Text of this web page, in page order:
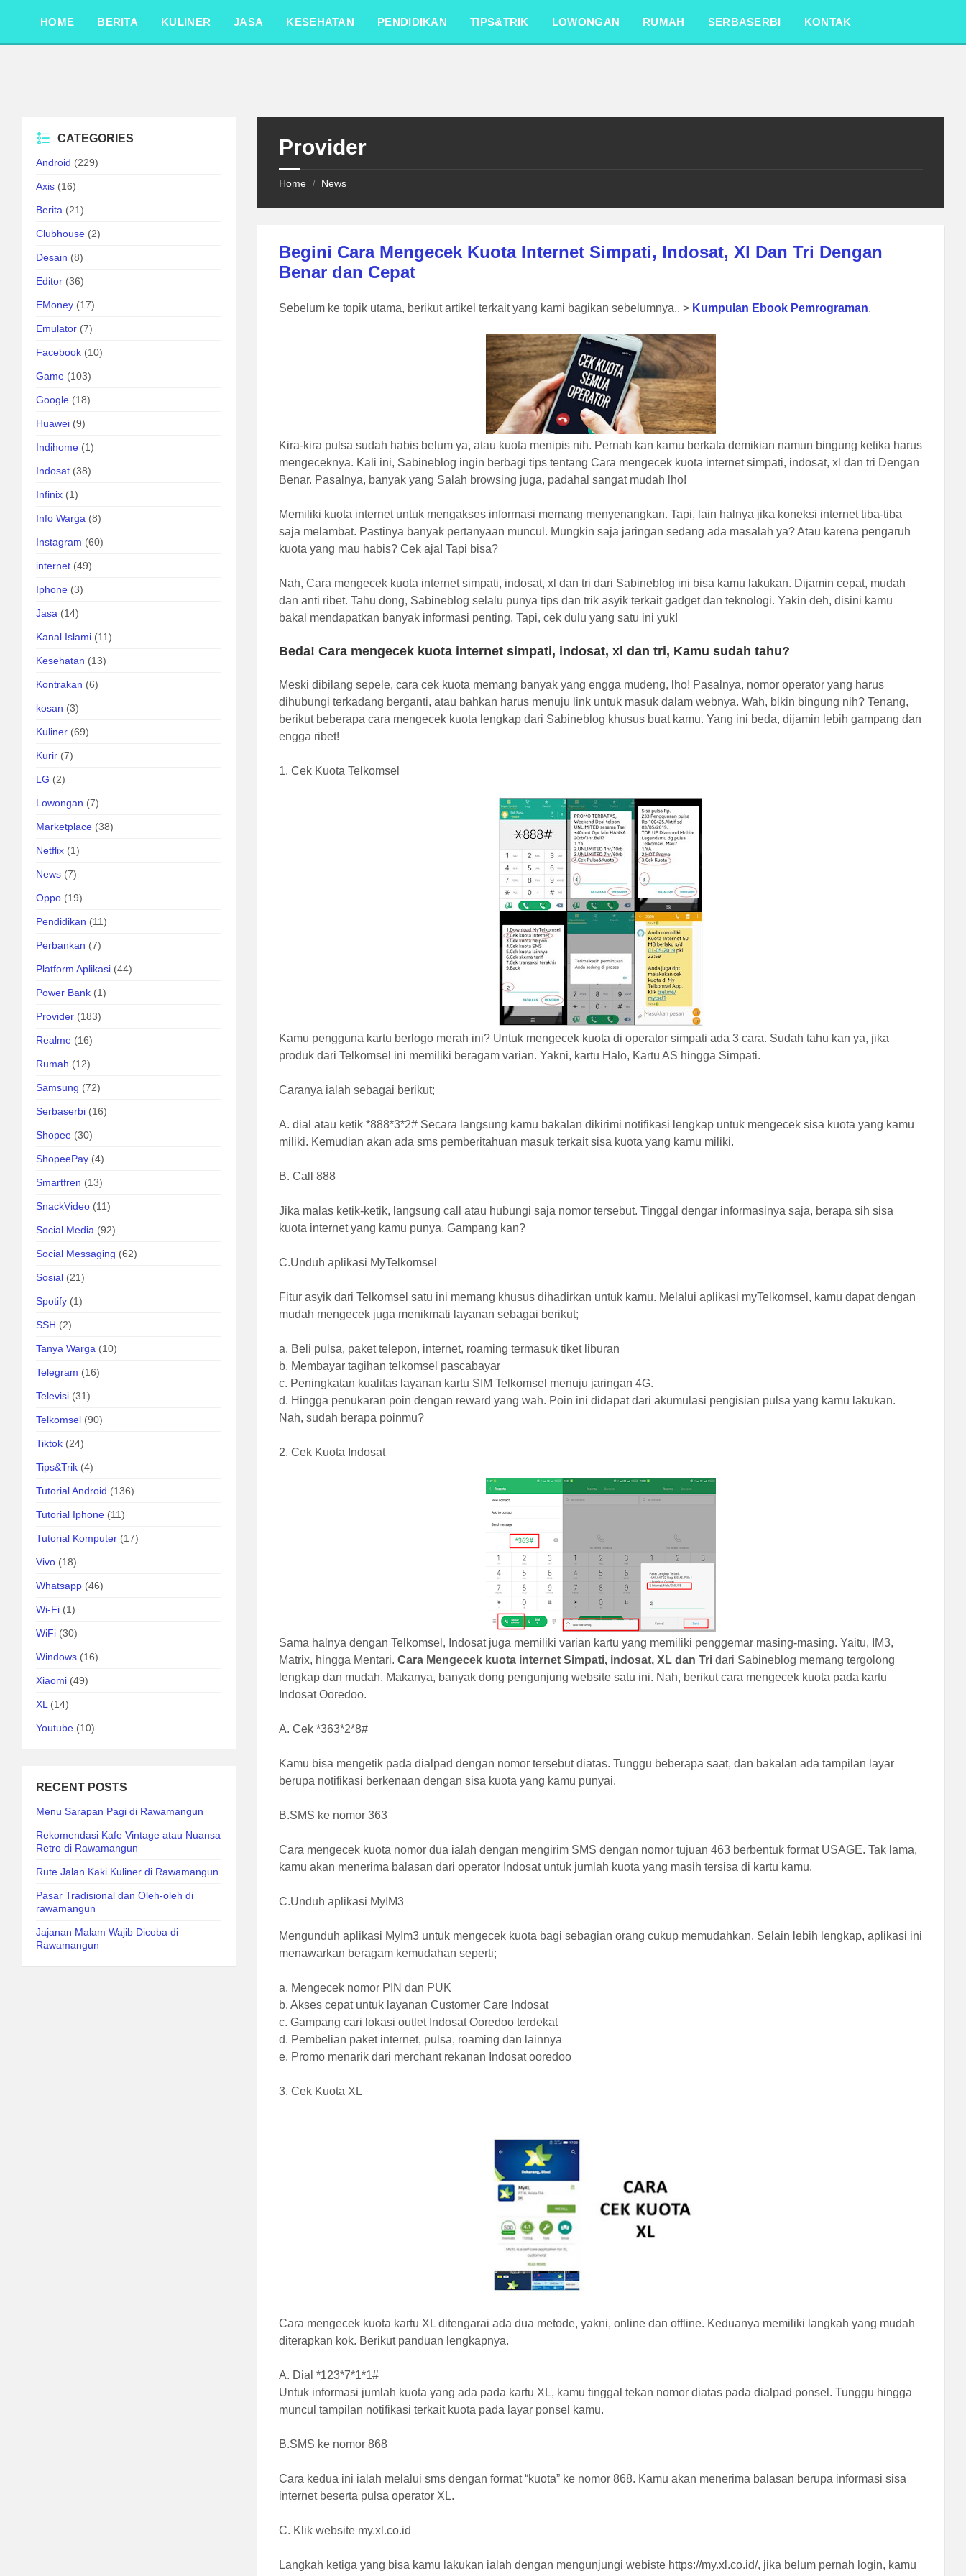
sidebar
HOME BERITA KULINER JASA KESEHATAN PENDIDIKAN TIPS&TRIK LOWONGAN RUMAH SERBASERBI KONTAK
Provider
Home / News
Begini Cara Mengecek Kuota Internet Simpati, Indosat, Xl Dan Tri Dengan
Benar dan Cepat
Sebelum ke topik utama, berikut artikel terkait yang kami bagikan sebelumnya.. > Kumpulan Ebook Pemrograman.
Kira-kira pulsa sudah habis belum ya, atau kuota menipis nih. Pernah kan kamu berkata demikian namun bingung ketika harus
mengeceknya. Kali ini, Sabineblog ingin berbagi tips tentang Cara mengecek kuota internet simpati, indosat, xl dan tri Dengan
Benar. Pasalnya, banyak yang Salah browsing juga, padahal sangat mudah lho!
Memiliki kuota internet untuk mengakses informasi memang menyenangkan. Tapi, lain halnya jika koneksi internet tiba-tiba
saja melambat. Pastinya banyak pertanyaan muncul. Mungkin saja jaringan sedang ada masalah ya? Atau karena pengaruh
kuota yang mau habis? Cek aja! Tapi bisa?
Nah, Cara mengecek kuota internet simpati, indosat, xl dan tri dari Sabineblog ini bisa kamu lakukan. Dijamin cepat, mudah
dan anti ribet. Tahu dong, Sabineblog selalu punya tips dan trik asyik terkait gadget dan teknologi. Yakin deh, disini kamu
bakal mendapatkan banyak informasi penting. Tapi, cek dulu yang satu ini yuk!
Beda! Cara mengecek kuota internet simpati, indosat, xl dan tri, Kamu sudah tahu?
Meski dibilang sepele, cara cek kuota memang banyak yang engga mudeng, lho! Pasalnya, nomor operator yang harus
dihubungi terkadang berganti, atau bahkan harus menuju link untuk masuk dalam webnya. Wah, bikin bingung nih? Tenang,
berikut beberapa cara mengecek kuota lengkap dari Sabineblog khusus buat kamu. Yang ini beda, dijamin lebih gampang dan
engga ribet!
1. Cek Kuota Telkomsel
Kamu pengguna kartu berlogo merah ini? Untuk mengecek kuota di operator simpati ada 3 cara. Sudah tahu kan ya, jika
produk dari Telkomsel ini memiliki beragam varian. Yakni, kartu Halo, Kartu AS hingga Simpati.
Caranya ialah sebagai berikut;
A. dial atau ketik *888*3*2# Secara langsung kamu bakalan dikirimi notifikasi lengkap untuk mengecek sisa kuota yang kamu
miliki. Kemudian akan ada sms pemberitahuan masuk terkait sisa kuota yang kamu miliki.
B. Call 888
Jika malas ketik-ketik, langsung call atau hubungi saja nomor tersebut. Tinggal dengar informasinya saja, berapa sih sisa
kuota internet yang kamu punya. Gampang kan?
C.Unduh aplikasi MyTelkomsel
Fitur asyik dari Telkomsel satu ini memang khusus dihadirkan untuk kamu. Melalui aplikasi myTelkomsel, kamu dapat dengan
mudah mengecek juga menikmati layanan sebagai berikut;
a. Beli pulsa, paket telepon, internet, roaming termasuk tiket liburan
b. Membayar tagihan telkomsel pascabayar
c. Peningkatan kualitas layanan kartu SIM Telkomsel menuju jaringan 4G.
d. Hingga penukaran poin dengan reward yang wah. Poin ini didapat dari akumulasi pengisian pulsa yang kamu lakukan.
Nah, sudah berapa poinmu?
2. Cek Kuota Indosat
Sama halnya dengan Telkomsel, Indosat juga memiliki varian kartu yang memiliki penggemar masing-masing. Yaitu, IM3,
Matrix, hingga Mentari.Cara Mengecek kuota internet Simpati, indosat, XL dan Tri dari Sabineblog memang tergolong
lengkap dan mudah. Makanya, banyak dong pengunjung website satu ini. Nah, berikut cara mengecek kuota pada kartu
Indosat Ooredoo.
A. Cek *363*2*8#
Kamu bisa mengetik pada dialpad dengan nomor tersebut diatas. Tunggu beberapa saat, dan bakalan ada tampilan layar
berupa notifikasi berkenaan dengan sisa kuota yang kamu punyai.
B.SMS ke nomor 363
Cara mengecek kuota nomor dua ialah dengan mengirim SMS dengan nomor tujuan 463 berbentuk format USAGE. Tak lama,
kamu akan menerima balasan dari operator Indosat untuk jumlah kuota yang masih tersisa di kartu kamu.
C.Unduh aplikasi MyIM3
Mengunduh aplikasi MyIm3 untuk mengecek kuota bagi sebagian orang cukup memudahkan. Selain lebih lengkap, aplikasi ini
menawarkan beragam kemudahan seperti;
a. Mengecek nomor PIN dan PUK
b. Akses cepat untuk layanan Customer Care Indosat
c. Gampang cari lokasi outlet Indosat Ooredoo terdekat
d. Pembelian paket internet, pulsa, roaming dan lainnya
e. Promo menarik dari merchant rekanan Indosat ooredoo
3. Cek Kuota XL
Cara mengecek kuota kartu XL ditengarai ada dua metode, yakni, online dan offline. Keduanya memiliki langkah yang mudah
diterapkan kok. Berikut panduan lengkapnya.
A. Dial *123*7*1*1#
Untuk informasi jumlah kuota yang ada pada kartu XL, kamu tinggal tekan nomor diatas pada dialpad ponsel. Tunggu hingga
muncul tampilan notifikasi terkait kuota pada layar ponsel kamu.
B.SMS ke nomor 868
Cara kedua ini ialah melalui sms dengan format “kuota” ke nomor 868. Kamu akan menerima balasan berupa informasi sisa
internet beserta pulsa operator XL.
C. Klik website my.xl.co.id
Langkah ketiga yang bisa kamu lakukan ialah dengan mengunjungi webiste https://my.xl.co.id/, jika belum pernah login, kamu
CATEGORIES
Android (229)
Axis (16)
Berita (21)
Clubhouse (2)
Desain (8)
Editor (36)
EMoney (17)
Emulator (7)
Facebook (10)
Game (103)
Google (18)
Huawei (9)
Indihome (1)
Indosat (38)
Infinix (1)
Info Warga (8)
Instagram (60)
internet (49)
Iphone (3)
Jasa (14)
Kanal Islami (11)
Kesehatan (13)
Kontrakan (6)
kosan (3)
Kuliner (69)
Kurir (7)
LG (2)
Lowongan (7)
Marketplace (38)
Netflix (1)
News (7)
Oppo (19)
Pendidikan (11)
Perbankan (7)
Platform Aplikasi (44)
Power Bank (1)
Provider (183)
Realme (16)
Rumah (12)
Samsung (72)
Serbaserbi (16)
Shopee (30)
ShopeePay (4)
Smartfren (13)
SnackVideo (11)
Social Media (92)
Social Messaging (62)
Sosial (21)
Spotify (1)
SSH (2)
Tanya Warga (10)
Telegram (16)
Televisi (31)
Telkomsel (90)
Tiktok (24)
Tips&Trik (4)
Tutorial Android (136)
Tutorial Iphone (11)
Tutorial Komputer (17)
Vivo (18)
Whatsapp (46)
Wi-Fi (1)
WiFi (30)
Windows (16)
Xiaomi (49)
XL (14)
Youtube (10)
RECENT POSTS
Menu Sarapan Pagi di Rawamangun
Rekomendasi Kafe Vintage atau Nuansa
Retro di Rawamangun
Rute Jalan Kaki Kuliner di Rawamangun
Pasar Tradisional dan Oleh-oleh di
rawamangun
Jajanan Malam Wajib Dicoba di
Rawamangun